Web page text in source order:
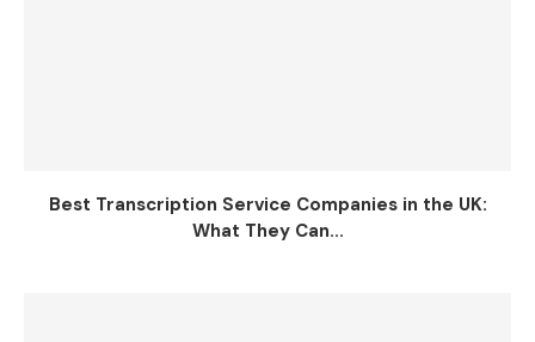
Best Transcription Service Companies in the UK:
What They Can...